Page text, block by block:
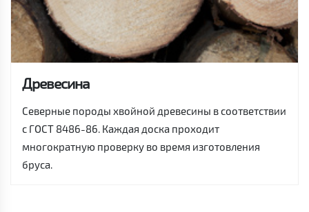
Древесина
Северные породы хвойной древесины в соответствии
с ГОСТ 8486-86. Каждая доска проходит
многократную проверку во время изготовления
бруса.